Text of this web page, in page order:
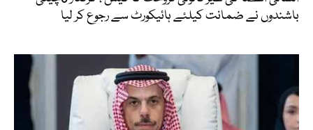
باشندوں نے ضمانت کیلئے ہائیکورٹ سے رجوع کر لیا